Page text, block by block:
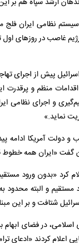
نظامی ایران فلج
در روزهای اول
پیش از اجرای
منظم و
و اجرای نظامی
نماید.»
آمریکا ادامه
گفت «ایران همه
کرد «بدون ورود
و البته محدود
شتافت و بر این
در فضای ابهام
اعلام کردند «ادعای